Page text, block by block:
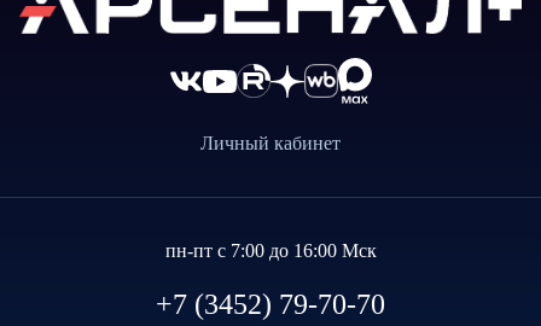
Личный кабинет
пн-пт с 7:00 до 16:00 Мск
+7 (3452) 79-70-70